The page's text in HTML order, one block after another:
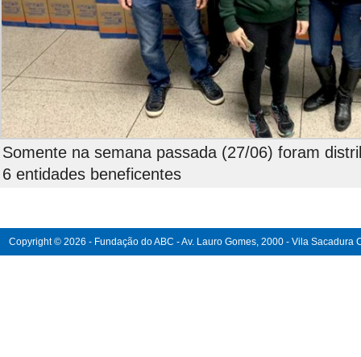
Somente na semana passada (27/06) foram
6 entidades beneficentes
Copyright © 2026 - Fundação do ABC - Av. Lauro Gomes, 2000 - Vila